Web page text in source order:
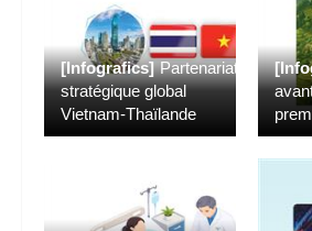
[Infografics] Partenariat
stratégique global
Vietnam-Thaïlande